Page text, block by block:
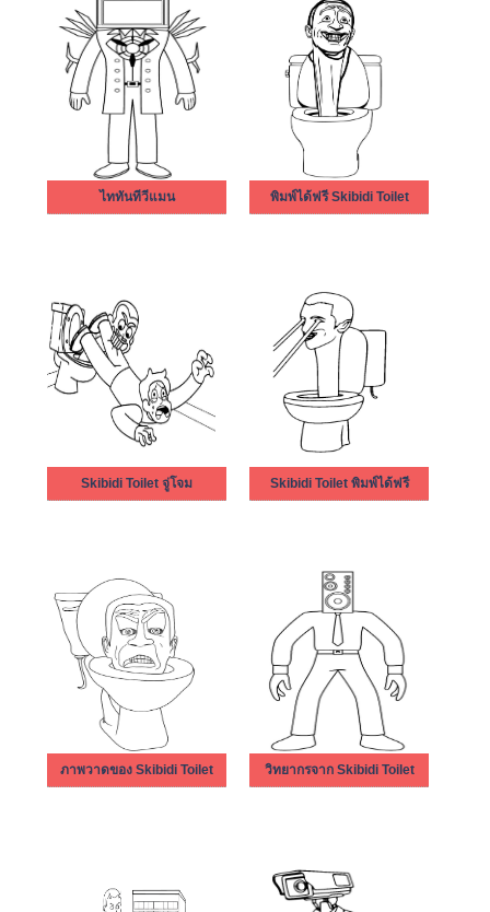
ไททันทีวีแมน พิมพ์ได้ฟรี Skibidi Toilet
Skibidi Toilet จู่โจม Skibidi Toilet พิมพ์ได้ฟรี
ภาพวาดของ Skibidi Toilet วิทยากรจาก Skibidi Toilet